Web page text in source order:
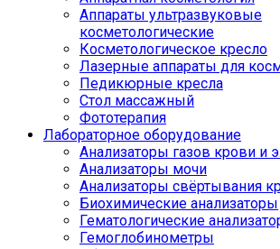
Аппараты ультразвуковые
косметологические
Косметологическое кресло
Лазерные аппараты для
Педикюрные кресла
Стол массажный
Фототерапия
Лабораторное оборудование
Анализаторы газов крови и
Анализаторы мочи
Анализаторы свёртывания
Биохимические анализаторы
Гематологические
Гемоглобинометры